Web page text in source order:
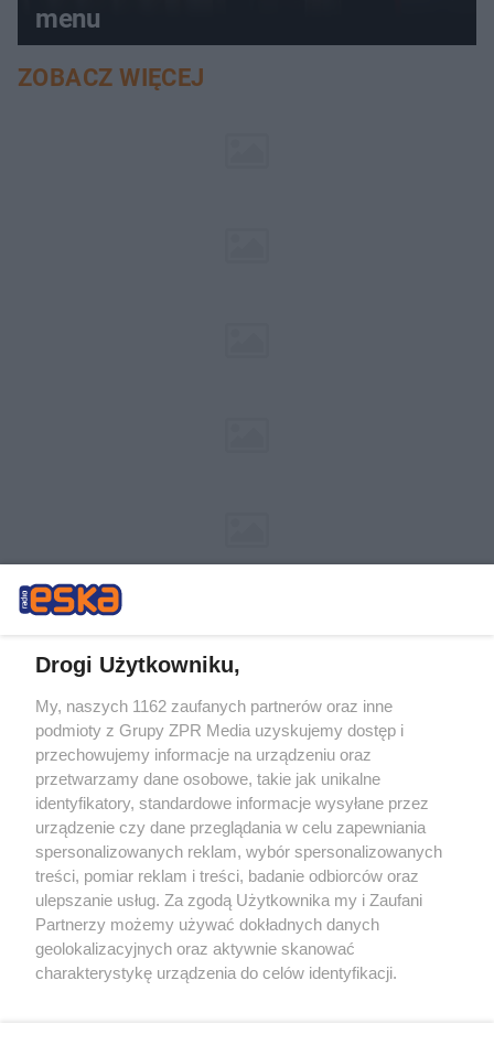
menu
ZOBACZ WIĘCEJ
Żaden utwór zamieszczony w serwisie nie może być powielany i
rozpowszechniany lub dalej rozpowszechniany w jakikolwiek sposób (w
tym także elektroniczny lub mechaniczny) na jakimkolwiek polu
eksploatacji w jakiejkolwiek formie, włącznie z umieszczaniem w
Internecie bez pisemnej zgody właściciela praw. Jakiekolwiek użycie lub
wykorzystanie utworów w całości lub w części z naruszeniem prawa,
tzn. bez właściwej zgody, jest zabronione pod groźbą kary i może być
ścigane prawnie.
Drogi Użytkowniku,
My, naszych 1162 zaufanych partnerów oraz inne
podmioty z Grupy ZPR Media uzyskujemy dostęp i
przechowujemy informacje na urządzeniu oraz
przetwarzamy dane osobowe, takie jak unikalne
identyfikatory, standardowe informacje wysyłane przez
urządzenie czy dane przeglądania w celu zapewniania
spersonalizowanych reklam, wybór spersonalizowanych
treści, pomiar reklam i treści, badanie odbiorców oraz
ulepszanie usług. Za zgodą Użytkownika my i Zaufani
Partnerzy możemy używać dokładnych danych
geolokalizacyjnych oraz aktywnie skanować
charakterystykę urządzenia do celów identyfikacji.